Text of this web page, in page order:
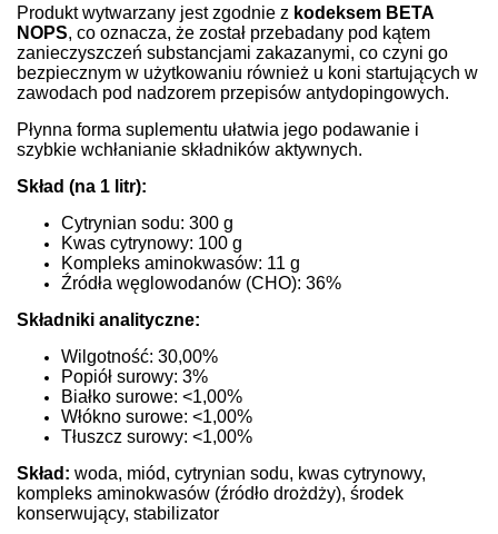
Produkt wytwarzany jest zgodnie z kodeksem BETA
NOPS, co oznacza, że został przebadany pod kątem
zanieczyszczeń substancjami zakazanymi, co czyni go
bezpiecznym w użytkowaniu również u koni startujących w
zawodach pod nadzorem przepisów antydopingowych.
Płynna forma suplementu ułatwia jego podawanie i
szybkie wchłanianie składników aktywnych.
Skład (na 1 litr):
Cytrynian sodu: 300 g
Kwas cytrynowy: 100 g
Kompleks aminokwasów: 11 g
Źródła węglowodanów (CHO): 36%
Składniki analityczne:
Wilgotność: 30,00%
Popiół surowy: 3%
Białko surowe: <1,00%
Włókno surowe: <1,00%
Tłuszcz surowy: <1,00%
Skład: woda, miód, cytrynian sodu, kwas cytrynowy,
kompleks aminokwasów (źródło drożdży), środek
konserwujący, stabilizator